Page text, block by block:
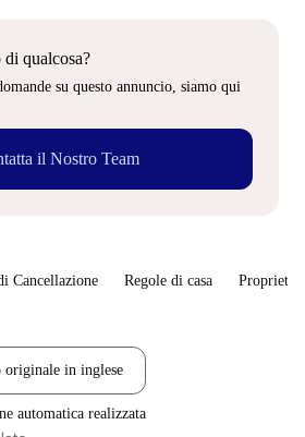
qualcosa?
su questo annuncio, siamo qui
il Nostro Team
Cancellazione Regole di casa
originale in inglese
automatica realizzata